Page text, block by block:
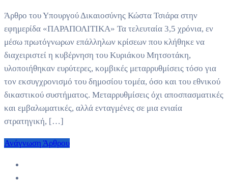
Άρθρο του Υπουργού Δικαιοσύνης Κώστα Τσιάρα στην
εφημερίδα «ΠΑΡΑΠΟΛΙΤΙΚΑ» Τα τελευταία 3,5 χρόνια, εν
μέσω πρωτόγνωρων επάλληλων κρίσεων που κλήθηκε να
διαχειριστεί η κυβέρνηση του Κυριάκου Μητσοτάκη,
υλοποιήθηκαν ευρύτερες, κομβικές μεταρρυθμίσεις τόσο για
τον εκσυγχρονισμό του δημοσίου τομέα, όσο και του εθνικού
δικαστικού συστήματος. Μεταρρυθμίσεις όχι αποσπασματικές
και εμβαλωματικές, αλλά ενταγμένες σε μια ενιαία
στρατηγική, […]
Ανάγνωση Άρθρου